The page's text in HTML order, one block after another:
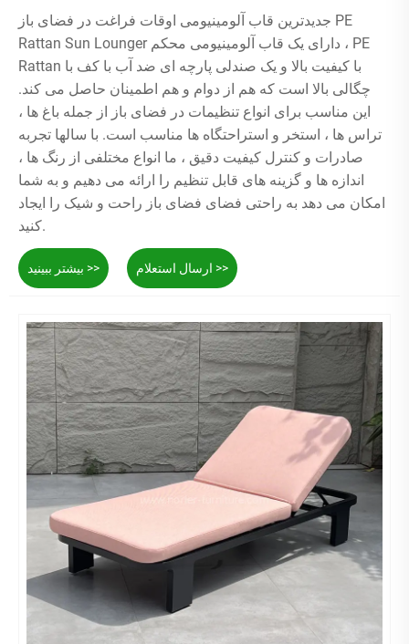
جدیدترین قاب آلومینیومی اوقات فراغت در فضای باز PE
Rattan Sun Lounger دارای یک قاب آلومینیومی محکم ، PE
Rattan با کیفیت بالا و یک صندلی پارچه ای ضد آب با کف با
چگالی بالا است که هم از دوام و هم اطمینان حاصل می کند.
این مناسب برای انواع تنظیمات در فضای باز از جمله باغ ها ،
تراس ها ، استخر و استراحتگاه ها مناسب است. با سالها تجربه
صادرات و کنترل کیفیت دقیق ، ما انواع مختلفی از رنگ ها ،
اندازه ها و گزینه های قابل تنظیم را ارائه می دهیم و به شما
امکان می دهد به راحتی فضای فضای باز راحت و شیک را ایجاد
کنید.
بیشتر ببینید >> ارسال استعلام >>